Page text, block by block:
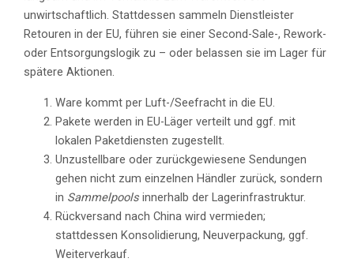
unwirtschaftlich. Stattdessen sammeln Dienstleister
Retouren in der EU, führen sie einer Second-Sale-, Rework-
oder Entsorgungslogik zu – oder belassen sie im Lager für
spätere Aktionen.
Ware kommt per Luft-/Seefracht in die EU.
Pakete werden in EU-Läger verteilt und ggf. mit
lokalen Paketdiensten zugestellt.
Unzustellbare oder zurückgewiesene Sendungen
gehen nicht zum einzelnen Händler zurück, sondern
in Sammelpools innerhalb der Lagerinfrastruktur.
Rückversand nach China wird vermieden;
stattdessen Konsolidierung, Neuverpackung, ggf.
Weiterverkauf.